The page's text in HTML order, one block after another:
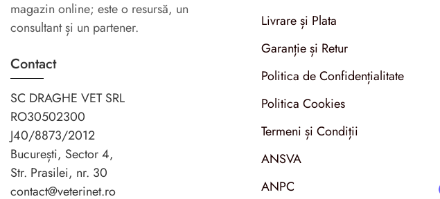
magazin online; este o resursă, un
consultant și un partener.
Contact
SC DRAGHE VET SRL
RO30502300
J40/8873/2012
București, Sector 4,
Str. Prasilei, nr. 30
contact@veterinet.ro
Livrare și Plata
Garanție și Retur
Politica de Confidențialitate
Politica Cookies
Termeni și Condiții
ANSVA
ANPC